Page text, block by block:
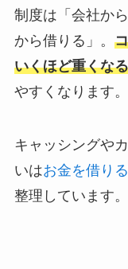
制度は「会社か
から借りる」。
いくほど重くなる
やすくなります。
キャッシングや
いはお金を借り
整理しています。